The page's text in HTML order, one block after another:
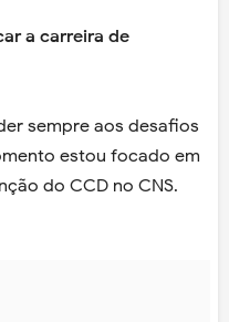
a carreira de
sempre aos desafios
estou focado em
do CCD no CNS.